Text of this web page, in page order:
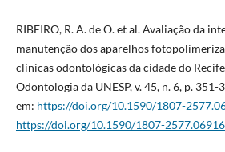
RIBEIRO, R. A. de O. et al. Avaliação da
manutenção dos aparelhos
clínicas odontológicas da cidade do
Odontologia da UNESP, v. 45, n. 6, p.
em: https://doi.org/10.1590/1807-
https://doi.org/10.1590/1807-2577.06916